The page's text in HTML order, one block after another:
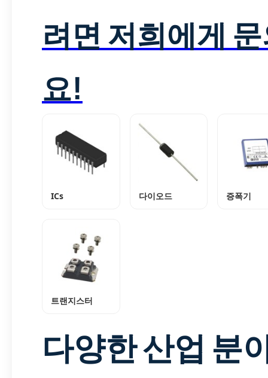
려면 저희에게
요!
ICs 다이오드 증폭기
트랜지스터
다양한 산업 분